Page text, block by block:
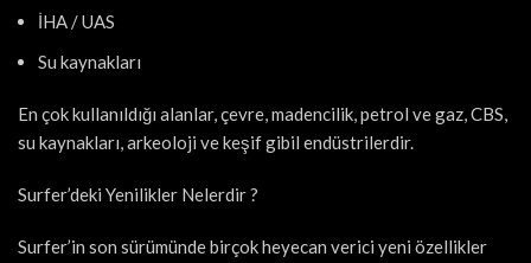
İHA / UAS
Su kaynakları
En çok kullanıldığı alanlar, çevre, madencilik, petrol ve gaz, CBS,
su kaynakları, arkeoloji ve keşif gibil endüstrilerdir.
Surfer’deki Yenilikler Nelerdir ?
Surfer’in son sürümünde birçok heyecan verici yeni özellikler